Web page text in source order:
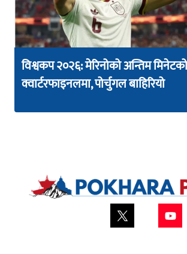
विश्वकप २०२६: मेरिनोको अन्तिम
क्वार्टरफाइनलमा, पोर्चुगल बाहिरियो